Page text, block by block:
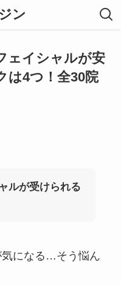
ン
ェイシャルが安
は4つ！全30院
ルが受けられる
気になる…そう悩ん